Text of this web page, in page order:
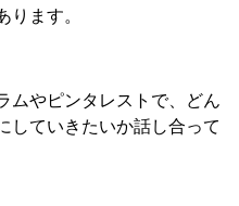
ります。
ムやピンタレストで、どん
していきたいか話し合って